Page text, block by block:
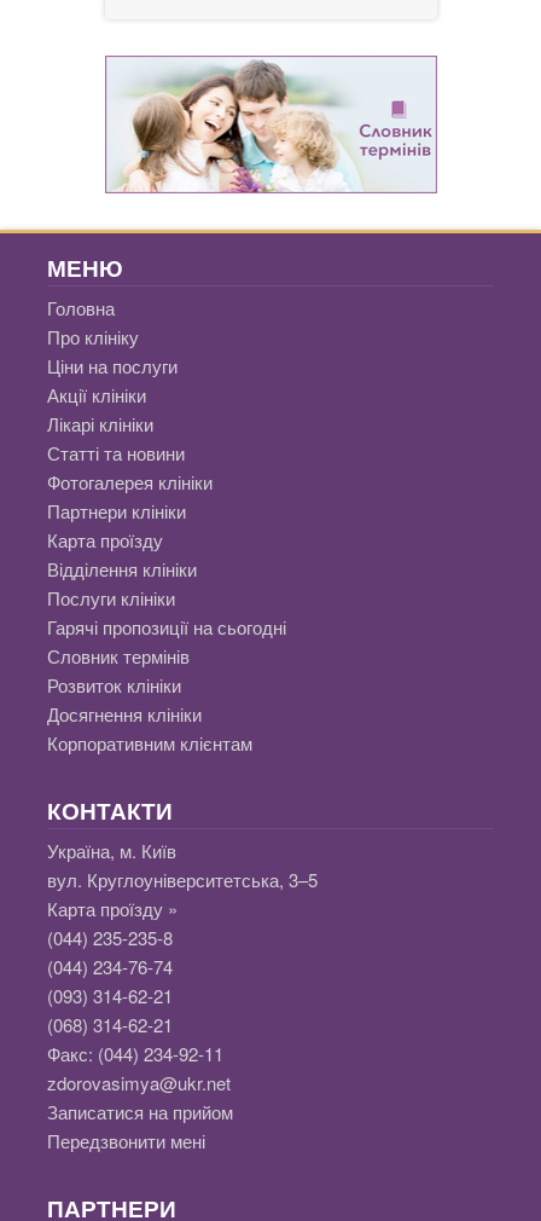
МЕНЮ
Головна
Про клініку
Ціни на послуги
Акції клініки
Лікарі клініки
Статті та новини
Фотогалерея клініки
Партнери клініки
Карта проїзду
Відділення клініки
Послуги клініки
Гарячі пропозиції на сьогодні
Словник термінів
Розвиток клініки
Досягнення клініки
Корпоративним клієнтам
КОНТАКТИ
Україна, м. Київ
вул. Круглоуніверситетська, 3–5
Карта проїзду »
(044) 235-235-8
(044) 234-76-74
(093) 314-62-21
(068) 314-62-21
Факс: (044) 234-92-11
zdorovasimya@ukr.net
Записатися на прийом
Передзвонити мені
ПАРТНЕРИ